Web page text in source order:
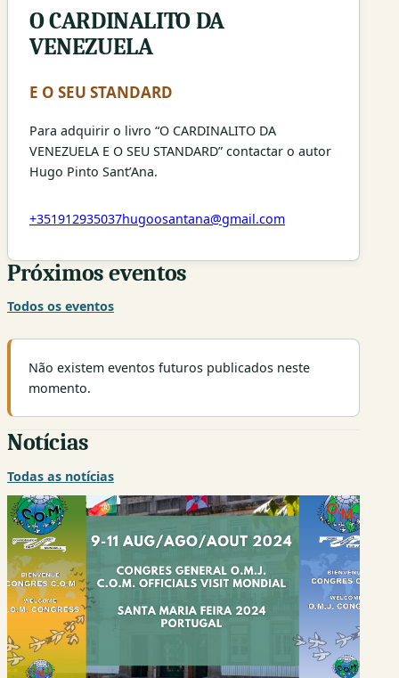
O CARDINALITO DA
VENEZUELA
E O SEU STANDARD
Para adquirir o livro “O CARDINALITO DA
VENEZUELA E O SEU STANDARD” contactar o autor
Hugo Pinto Sant’Ana.
+351912935037hugoosantana@gmail.com
Próximos eventos
Todos os eventos
Não existem eventos futuros publicados neste
momento.
Notícias
Todas as notícias